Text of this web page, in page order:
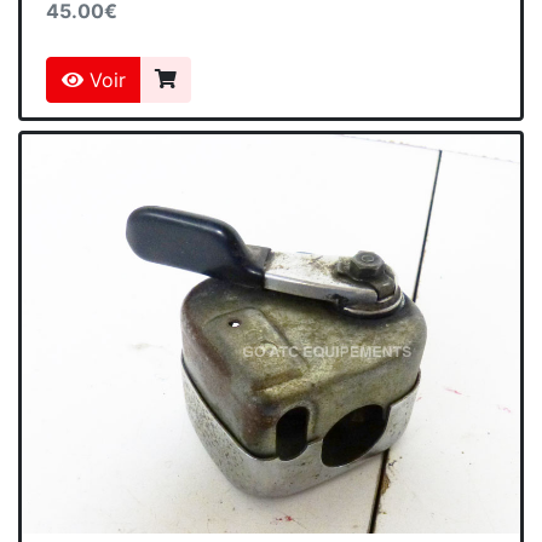
45.00€
Voir